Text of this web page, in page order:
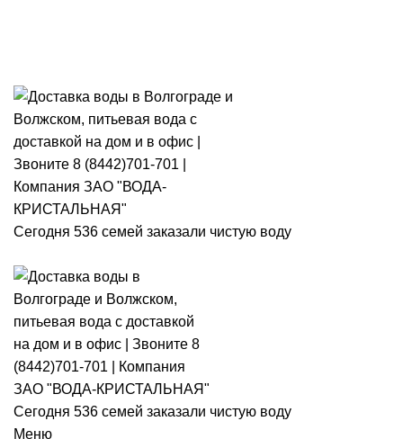
Сегодня 536 семей заказали чистую воду
Сегодня 536 семей заказали чистую воду
Меню